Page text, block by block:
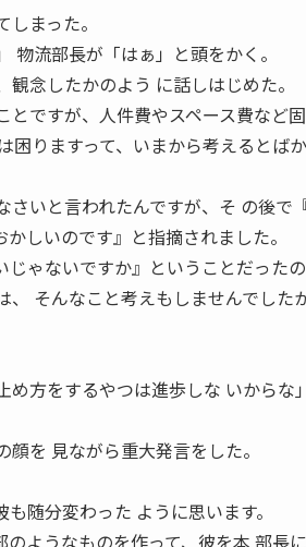
まった。
物流部長が「はぁ」と頭をかく。
念したかのよう に話しはじめた。
ですが、人件費やスペース費など
困りますって、いまから考えるとば
いと言われたんですが、そ の後で
しいのです』と指摘されました。
じゃないですか』ということだった
そんなこと考えもしませんでしたか
め方をするやつは進歩しな いからな
を 見ながら重大発言をした。
随分変わった ように思います。
ようなものを作って、彼を本 部長